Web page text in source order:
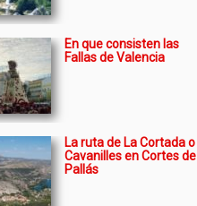
En que consisten las
Fallas de Valencia
La ruta de La Cortada o
Cavanilles en Cortes de
Pallás